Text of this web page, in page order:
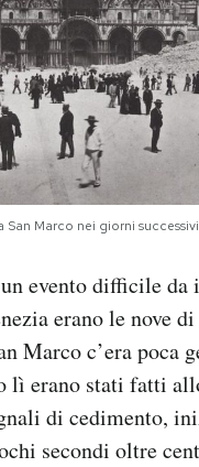
San Marco nei giorni
evento difficile da
erano le nove
Marco c’era poca
lì erano stati fatti
di cedimento,
secondi oltre